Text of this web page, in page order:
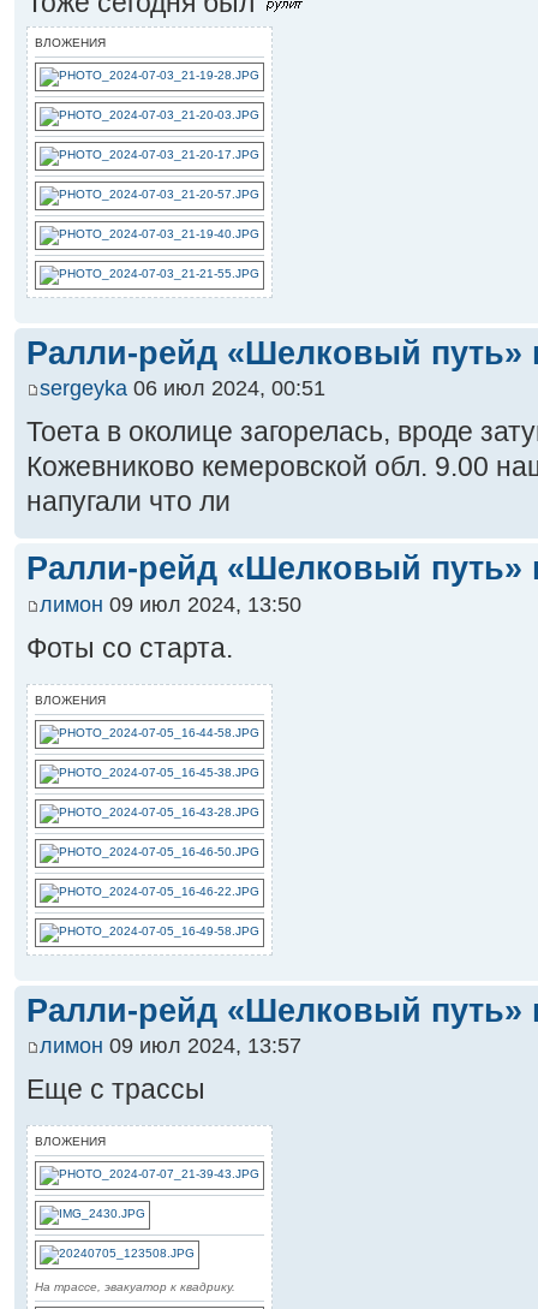
ВЛОЖЕНИЯ
Ралли-рейд «Шелковый путь»
sergeyka 06 июл 2024, 00:51
Тоета в околице загорелась, вроде
Кожевниково кемеровской обл. 9.00
напугали что ли
Ралли-рейд «Шелковый путь»
лимон 09 июл 2024, 13:50
Фоты со старта.
ВЛОЖЕНИЯ
Ралли-рейд «Шелковый путь»
лимон 09 июл 2024, 13:57
Еще с трассы
ВЛОЖЕНИЯ
На трассе, эвакуатор к квадрику.